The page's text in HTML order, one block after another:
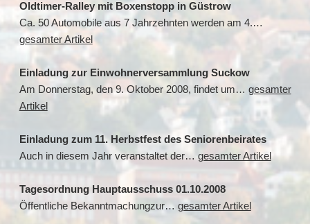
Oldtimer-Ralley mit Boxenstopp in Güstrow
Ca. 50 Automobile aus 7 Jahrzehnten werden am 4.…
gesamter Artikel
Einladung zur Einwohnerversammlung Suckow
Am Donnerstag, den 9. Oktober 2008, findet um… gesamter
Artikel
Einladung zum 11. Herbstfest des Seniorenbeirates
Auch in diesem Jahr veranstaltet der… gesamter Artikel
Tagesordnung Hauptausschuss 01.10.2008
Öffentliche Bekanntmachungzur… gesamter Artikel